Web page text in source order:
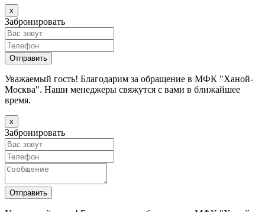
х
Забронировать
Уважаемый гость! Благодарим за обращение в МФК "Ханой-
Москва". Наши менеджеры свяжутся с вами в ближайшее
время.
х
Забронировать